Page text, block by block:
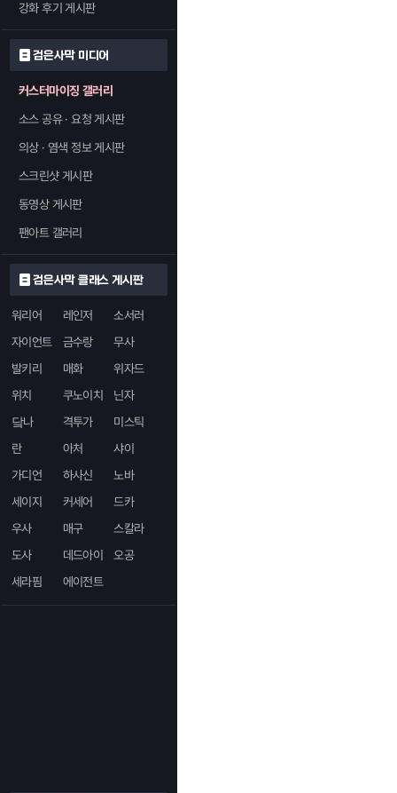
강화 후기 게시판
검은사막 미디어
커스터마이징 갤러리
소스 공유 · 요청 게시판
의상 · 염색 정보 게시판
스크린샷 게시판
동영상 게시판
팬아트 갤러리
검은사막 클래스 게시판
워리어 레인저
소서러
자이언트
금수랑
무사
발키리
매화
위자드
위치
쿠노이치
닌자
닼나
격투가
미스틱
란
아처
샤이
가디언
하사신
노바
세이지
커세어
드카
우사
매구
스칼라
도사
데드아이
오공
세라핌
에이전트